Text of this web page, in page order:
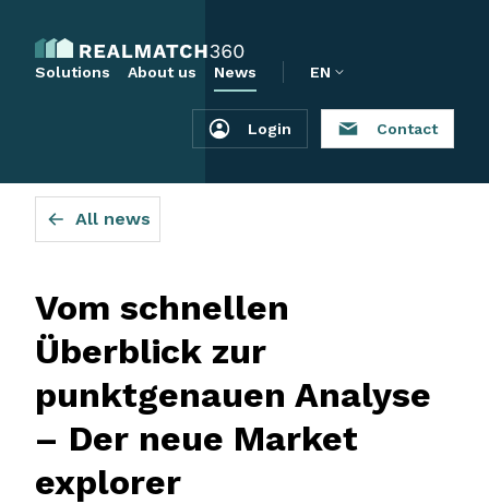
Solutions About us News EN
Login Contact
All news
Vom schnellen
Überblick zur
punktgenauen Analyse
– Der neue Market
explorer